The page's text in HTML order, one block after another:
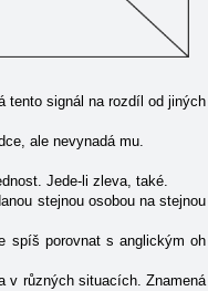
tento signál na rozdíl od jiných
ale nevynadá mu.
Jede-li zleva, také.
stejnou osobou na stejnou
spíš porovnat s anglickým oh
v různých situacích. Znamená